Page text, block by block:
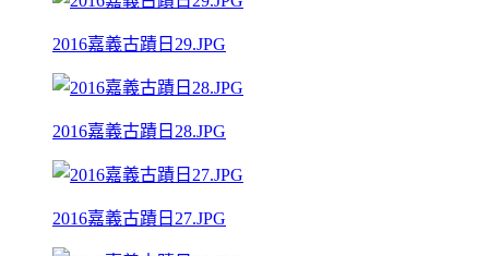
2016嘉義古蹟日29.JPG
2016嘉義古蹟日28.JPG
2016嘉義古蹟日27.JPG